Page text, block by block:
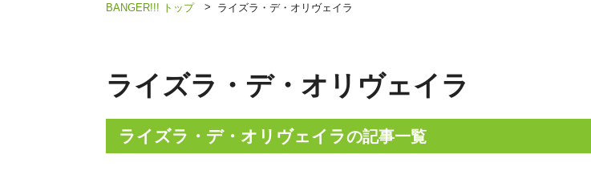
BANGER!!! トップ > ライズラ・デ・オリヴェイラ
ライズラ・デ・オリヴェイラ
ライズラ・デ・オリヴェイラの記事一覧